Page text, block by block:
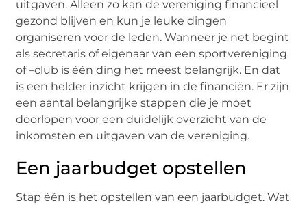
uitgaven. Alleen zo kan de vereniging financieel
gezond blijven en kun je leuke dingen
organiseren voor de leden. Wanneer je net begint
als secretaris of eigenaar van een sportvereniging
of –club is één ding het meest belangrijk. En dat
is een helder inzicht krijgen in de financiën. Er zijn
een aantal belangrijke stappen die je moet
doorlopen voor een duidelijk overzicht van de
inkomsten en uitgaven van de vereniging.
Een jaarbudget opstellen
Stap één is het opstellen van een jaarbudget. Wat